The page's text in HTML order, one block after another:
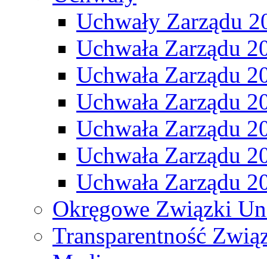
Uchwały Zarządu
Uchwała Zarządu
Uchwała Zarządu
Uchwała Zarządu
Uchwała Zarządu
Uchwała Zarządu
Uchwała Zarządu
Okręgowe Związki
Transparentność